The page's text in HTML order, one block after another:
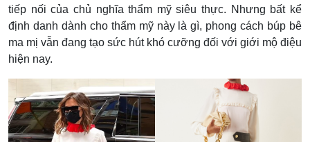
tiếp nối của chủ nghĩa thẩm mỹ siêu thực. Nhưng bất kể
định danh dành cho thẩm mỹ này là gì, phong cách búp bê
ma mị vẫn đang tạo sức hút khó cưỡng đối với giới mộ điệu
hiện nay.